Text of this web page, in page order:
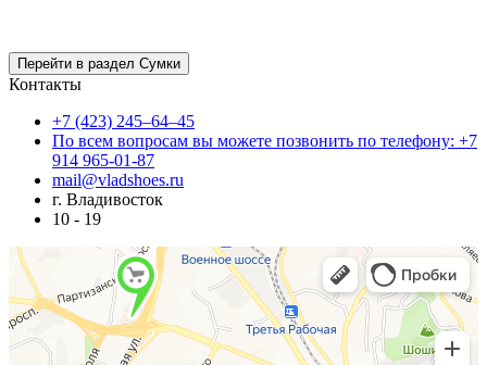
Контакты
+7 (423) 245–64–45
По всем вопросам вы можете позвонить по телефону: +7
914 965-01-87
mail@vladshoes.ru
г. Владивосток
10 - 19